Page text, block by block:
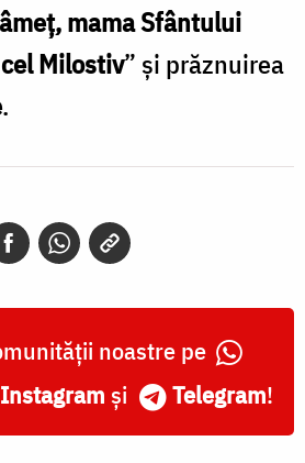
mama Sfântului
Milostiv” și prăznuirea
.
noastre pe
Instagram și Telegram!